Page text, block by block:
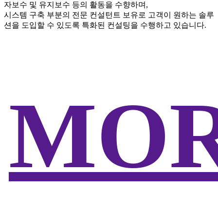
자보수 및 유지보수 등의 활동을 수향하며,
시스템 구축 부분의 전문 컨설턴트 보유로 고객이 원하는 솔루
션을 도입할 수 있도록 특화된 컨설팅을 수행하고 있습니다.